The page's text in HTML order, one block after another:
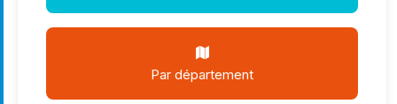
Par département